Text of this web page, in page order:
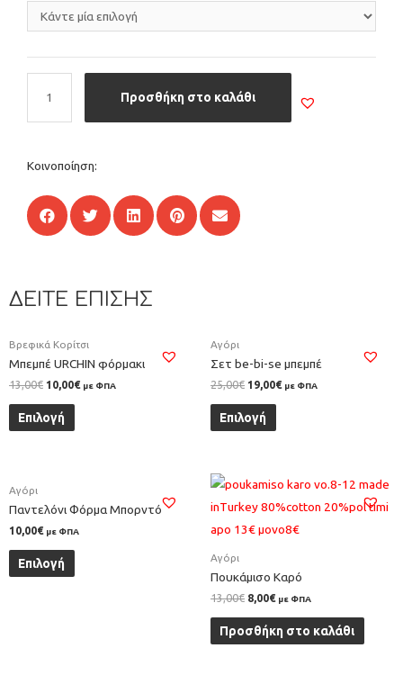
Προσθήκη στο καλάθι
Κοινοποίηση:
ΔΕΙΤΕ ΕΠΙΣΗΣ
Βρεφικά Κορίτσι
Μπεμπέ URCHIN φόρμακι
13,00€ 10,00€ με ΦΠΑ
Επιλογή
Αγόρι
Σετ be-bi-se μπεμπέ
25,00€ 19,00€ με ΦΠΑ
Επιλογή
Αγόρι
Παντελόνι Φόρμα Μπορντό
10,00€ με ΦΠΑ
Επιλογή Αγόρι
Πουκάμισο Καρό
13,00€ 8,00€ με ΦΠΑ
Προσθήκη στο καλάθι